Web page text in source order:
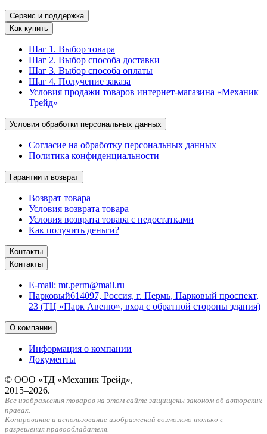
Сервис и поддержка
Как купить
Шаг 1. Выбор товара
Шаг 2. Выбор способа доставки
Шаг 3. Выбор способа оплаты
Шаг 4. Получение заказа
Условия продажи товаров интернет-магазина «Механик
Трейд»
Условия обработки персональных данных
Согласие на обработку персональных данных
Политика конфиденциальности
Гарантии и возврат
Возврат товара
Условия возврата товара
Условия возврата товара с недостатками
Как получить деньги?
Контакты
Контакты
E-mail: mt.perm@mail.ru
Парковый614097, Россия, г. Пермь, Парковый проспект,
23 (ТЦ «Парк Авеню», вход с обратной стороны здания)
О компании
Информация о компании
Документы
© ООО «ТД «Механик Трейд»,
2015–2026.
Все изображения товаров на этом сайте защищены законом об авторских
правах.
Копирование и использование изображений возможно только с
разрешения правообладателя.